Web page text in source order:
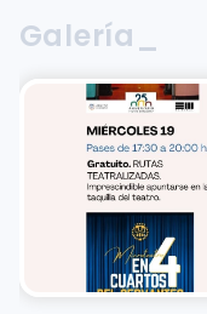
Galería_